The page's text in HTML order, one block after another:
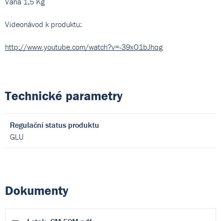
Videonávod k produktu:
http://www.youtube.com/watch?v=-39xO1bJhqg
Technické parametry
Regulační status produktu
GLU
Dokumenty